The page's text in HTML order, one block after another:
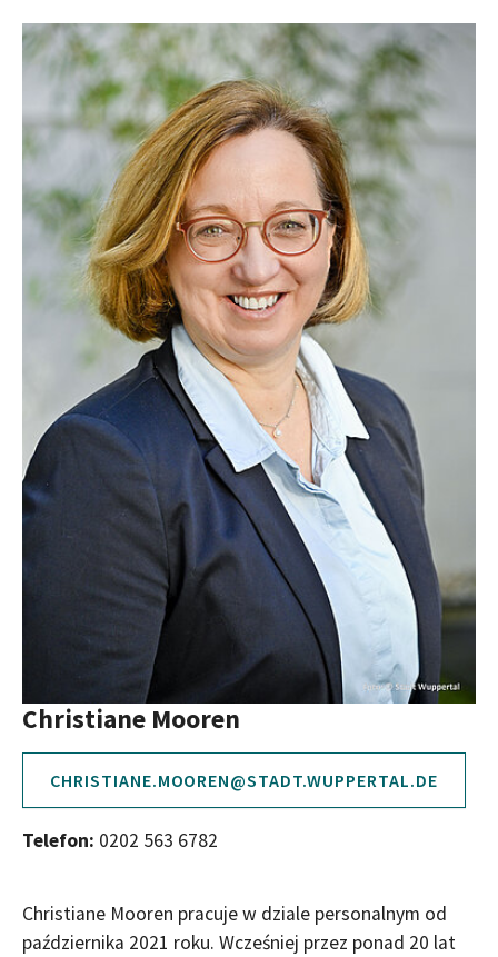
Christiane Mooren
CHRISTIANE.MOOREN@STADT.WUPPERTAL.DE
Telefon: 0202 563 6782
Christiane Mooren pracuje w dziale personalnym od
października 2021 roku. Wcześniej przez ponad 20 lat